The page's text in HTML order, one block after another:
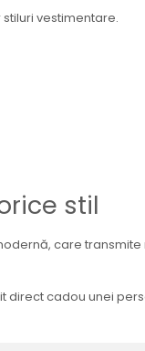
vestimentare.
stil
care
direct cadou unei